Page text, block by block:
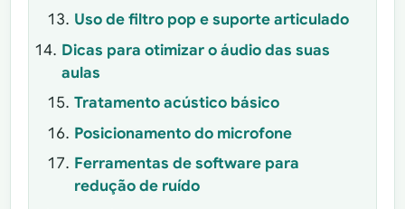
Uso de filtro pop e suporte articulado
Dicas para otimizar o áudio das suas
aulas
Tratamento acústico básico
Posicionamento do microfone
Ferramentas de software para
redução de ruído